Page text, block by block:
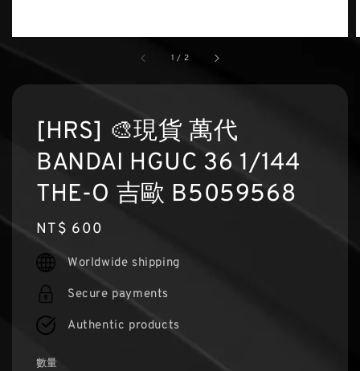
1 / 2
[HRS] 🎨現貨 萬代
BANDAI HGUC 36 1/144
THE-O 吉歐 B5059568
Regular
price
NT$ 600
Worldwide shipping
Secure payments
Authentic products
數量